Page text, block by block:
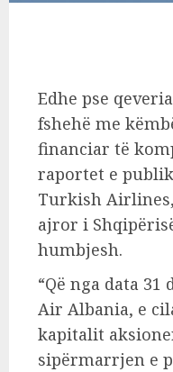
Edhe pse
fshehë me
financiar të
raportet e
Turkish
ajror i
humbjesh.
“Që nga data
Air Albania, e
kapitalit
sipërmarrjen e